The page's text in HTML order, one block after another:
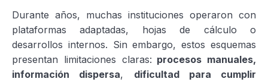
Durante años, muchas instituciones operaron con
plataformas adaptadas, hojas de cálculo o
desarrollos internos. Sin embargo, estos esquemas
presentan limitaciones claras: procesos manuales,
información dispersa, dificultad para cumplir